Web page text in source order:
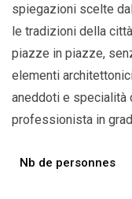
spiegazioni scelte
le tradizioni della
piazze in piazze,
elementi
aneddoti e specialità
professionista in
Nb de personnes